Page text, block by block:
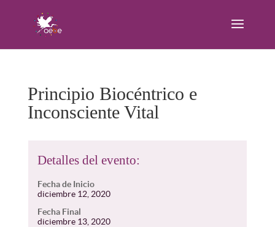
Principio Biocéntrico e
Inconsciente Vital
Detalles del evento:
Fecha de Inicio
diciembre 12, 2020
Fecha Final
diciembre 13, 2020